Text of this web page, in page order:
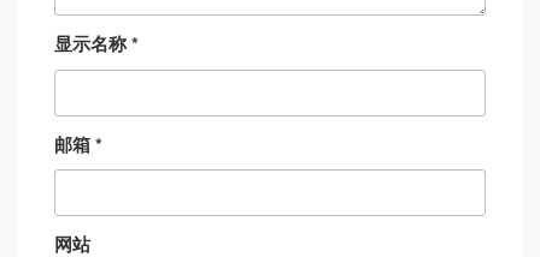
显示名称*
邮箱*
网站